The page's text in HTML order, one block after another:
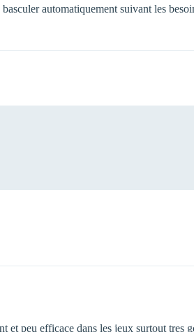
automatiquement suivant les
et peu efficace dans les jeux surtout tres